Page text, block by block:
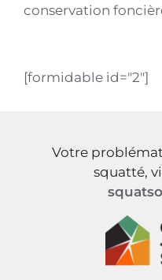
conservation
[formidable id="2"]
Votre
squatté,